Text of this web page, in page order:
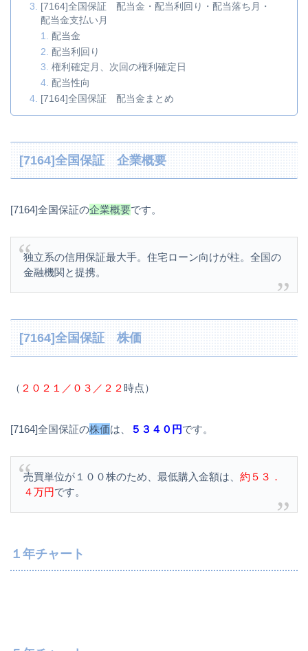
[7164]全国保証 配当金・配当利回り・配当落ち月・
配当金支払い月
配当金
配当利回り
権利確定月、次回の権利確定日
配当性向
[7164]全国保証 配当金まとめ
[7164]全国保証 企業概要
[7164]全国保証の企業概要です。
独立系の信用保証最大手。住宅ローン向けが柱。全国の
金融機関と提携。
[7164]全国保証 株価
（ ２０２１／０３／２２時点）
[7164]全国保証の株価は、 ５３４０円です。
売買単位が１００株のため、最低購入金額は、 約５３．
４万円です。
１年チャート